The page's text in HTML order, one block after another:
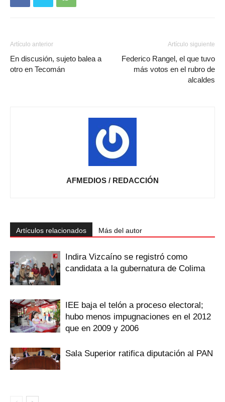
Artículo anterior
En discusión, sujeto balea a
otro en Tecomán
Artículo siguiente
Federico Rangel, el que tuvo
más votos en el rubro de
alcaldes
AFMEDIOS / REDACCIÓN
Artículos relacionados Más del autor
Indira Vizcaíno se registró como
candidata a la gubernatura de Colima
IEE baja el telón a proceso electoral;
hubo menos impugnaciones en el 2012
que en 2009 y 2006
Sala Superior ratifica diputación al PAN